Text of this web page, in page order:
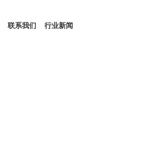
联系我们 行业新闻